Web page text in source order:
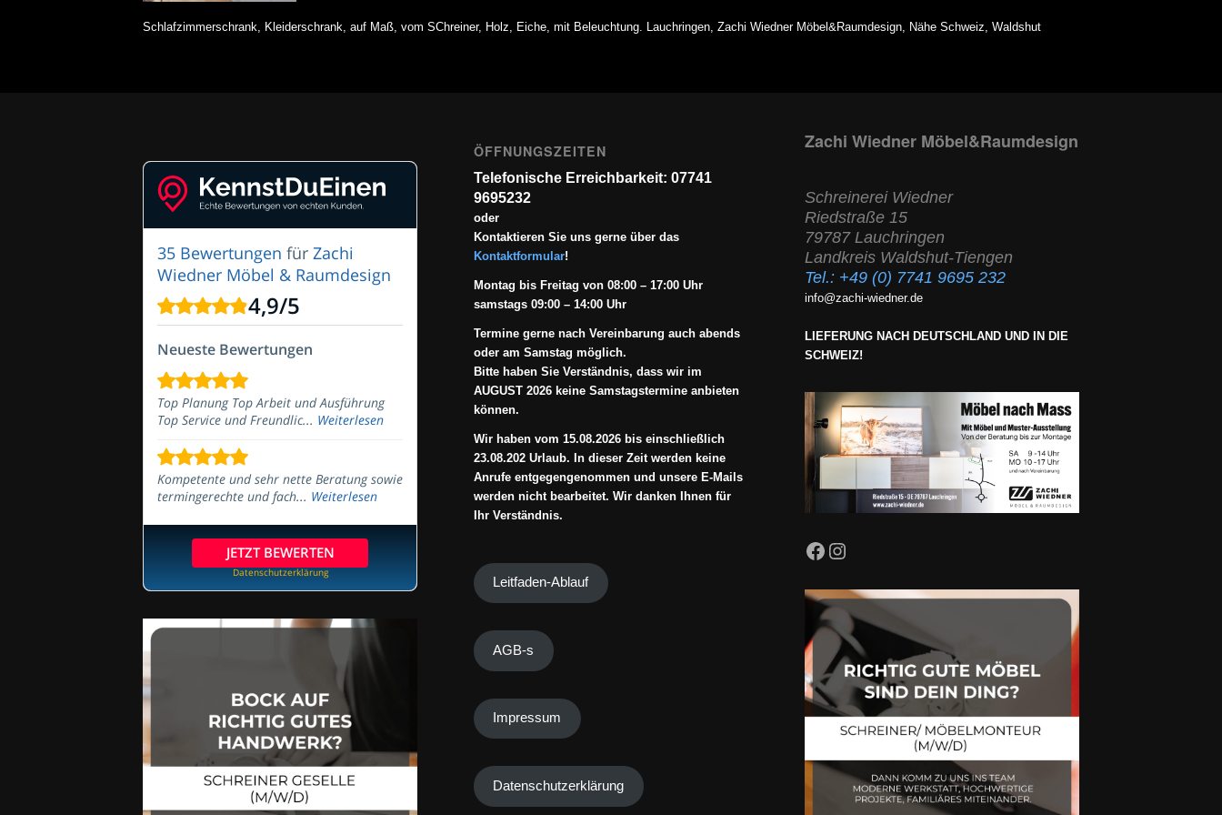
Schlafzimmerschrank, Kleiderschrank, auf Maß, vom SChreiner, Holz, Eiche, mit Beleuchtung. Lauchringen, Zachi Wiedner Möbel&Raumdesign, Nähe Schweiz, Waldshut
35 Bewertungen für Zachi
Wiedner Möbel & Raumdesign
4,9/5
Neueste Bewertungen
Top Planung Top Arbeit und Ausführung
Top Service und Freundlic... Weiterlesen
Kompetente und sehr nette Beratung sowie
termingerechte und fach... Weiterlesen
JETZT BEWERTEN
Datenschutzerklärung
ÖFFNUNGSZEITEN
Telefonische Erreichbarkeit: 07741
9695232
oder
Kontaktieren Sie uns gerne über das
Kontaktformular!
Montag bis Freitag von 08:00 – 17:00 Uhr
samstags 09:00 – 14:00 Uhr
Termine gerne nach Vereinbarung auch abends
oder am Samstag möglich.
Bitte haben Sie Verständnis, dass wir im
AUGUST 2026 keine Samstagstermine anbieten
können.
Wir haben vom 15.08.2026 bis einschließlich
23.08.202 Urlaub. In dieser Zeit werden keine
Anrufe entgegengenommen und unsere E-Mails
werden nicht bearbeitet. Wir danken Ihnen für
Ihr Verständnis.
Leitfaden-Ablauf
AGB-s
Impressum
Datenschutzerklärung
Zachi Wiedner Möbel&Raumdesign
Schreinerei Wiedner
Riedstraße 15
79787 Lauchringen
Landkreis Waldshut-Tiengen
Tel.: +49 (0) 7741 9695 232
info@zachi-wiedner.de
LIEFERUNG NACH DEUTSCHLAND UND IN DIE
SCHWEIZ!
Facebook
Instagram